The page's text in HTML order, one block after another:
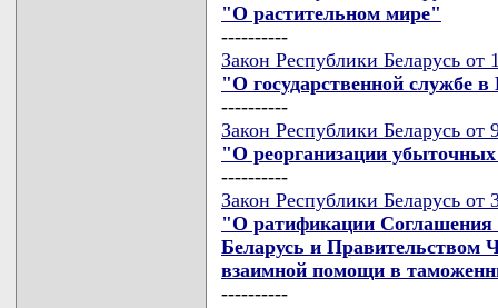
"О растительном мире"
----------
Закон Республики Беларусь
"О государственной службе
----------
Закон Республики Беларусь
"О реорганизации убыточных
----------
Закон Республики Беларусь
"О ратификации Соглашения
Беларусь и Правительством
взаимной помощи в
----------